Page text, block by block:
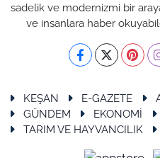
sadelik ve modernizmi bir
ve insanlara haber
KEŞAN E-GAZETE
GÜNDEM
EKONOMİ
TARIM VE HAYVANCILIK